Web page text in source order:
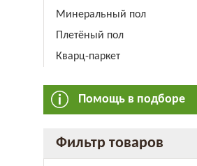
Минеральный пол
Плетёный пол
Кварц-паркет
Помощь в подборе
Фильтр товаров